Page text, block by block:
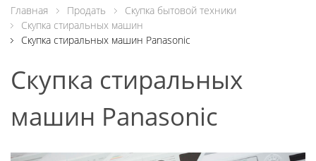
Главная Продать
Скупка бытовой техники
Скупка стиральных машин
Скупка стиральных машин Panasonic
Скупка стиральных
машин Panasonic